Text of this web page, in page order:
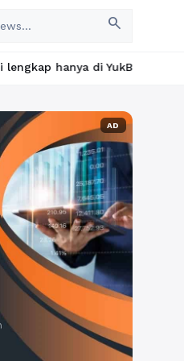
search
Mulai
AD